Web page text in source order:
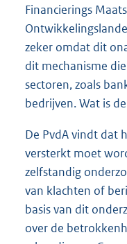
Financierings
zeker omdat dit
dit mechanisme
sectoren, zoals
bedrijven. Wat is
De PvdA vindt dat
versterkt moet
zelfstandig
van klachten of
basis van dit
over de